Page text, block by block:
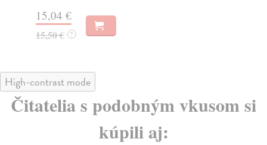
15,04 €
15,50 € ?
High-contrast mode
Čitatelia s podobným vkusom si
kúpili aj: